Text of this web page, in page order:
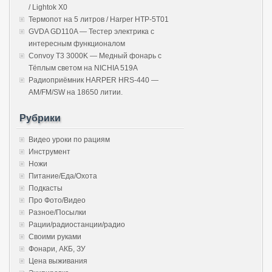
/ Lightok X0
Термопот на 5 литров / Harper HTP-5T01
GVDA GD110A — Тестер электрика с
интересным функционалом
Convoy T3 3000K — Медный фонарь с
Тёплым светом на NICHIA 519A
Радиоприёмник HARPER HRS-440 —
AM/FM/SW на 18650 литии.
Рубрики
Видео уроки по рациям
Инструмент
Ножи
Питание/Еда/Охота
Подкасты
Про Фото/Видео
Разное/Посылки
Рации/радиостанции/радио
Своими руками
Фонари, АКБ, ЗУ
Цена выживания